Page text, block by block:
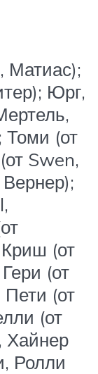
Матиас);
Юрг,
Томи (от
Swen,
(от
(от
(от
(от
Хайнер
Ролли